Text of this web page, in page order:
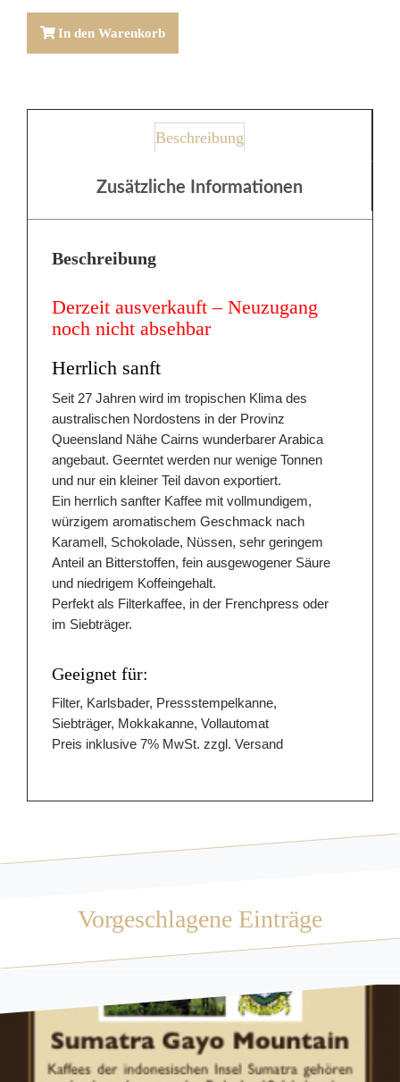
Plantation
Fancy
In den Warenkorb
Beschreibung
Zusätzliche Informationen
Beschreibung
Derzeit ausverkauft – Neuzugang
noch nicht absehbar
Herrlich sanft
Seit 27 Jahren wird im tropischen Klima des
australischen Nordostens in der Provinz
Queensland Nähe Cairns wunderbarer Arabica
angebaut. Geerntet werden nur wenige Tonnen
und nur ein kleiner Teil davon exportiert.
Ein herrlich sanfter Kaffee mit vollmundigem,
würzigem aromatischem Geschmack nach
Karamell, Schokolade, Nüssen, sehr geringem
Anteil an Bitterstoffen, fein ausgewogener Säure
und niedrigem Koffeingehalt.
Perfekt als Filterkaffee, in der Frenchpress oder
im Siebträger.
Geeignet für:
Filter, Karlsbader, Pressstempelkanne,
Siebträger, Mokkakanne, Vollautomat
Preis inklusive 7% MwSt. zzgl. Versand
Vorgeschlagene Einträge